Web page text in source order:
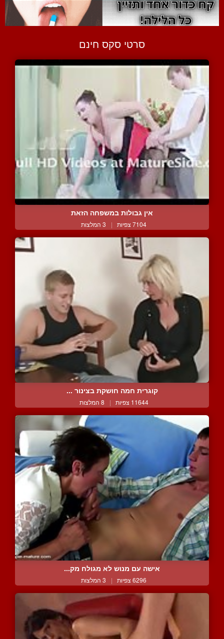
סרטי סקס חינם
אין גבולות במשפחה הזאת
7104 צפיות | 3 המלצות
קוגרית חמה חושקת בצינור ...
11644 צפיות | 8 המלצות
אישה עם מנוש לא מגולח מק...
6296 צפיות | 3 המלצות